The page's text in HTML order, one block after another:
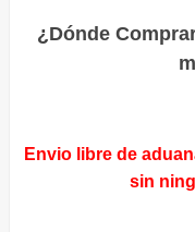
¿Dónde
Envio libre de
sin